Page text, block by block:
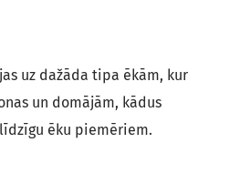
uz dažāda tipa ēkām, kur
un domājām, kādus
ēku piemēriem.